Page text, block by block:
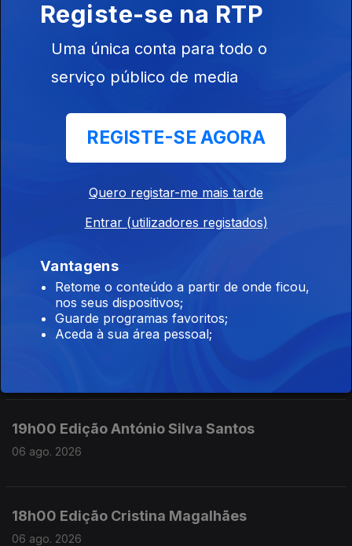
07 ago. 2026
08h00 Edição Germano Campos
07h00 Edição Germano Campos
23h00 Edição Gaelle de Castro
19h00 Edição António Silva Santos
06 ago. 2026
18h00 Edição Cristina Magalhães
06 ago. 2026
Registe-se na RTP
Uma única conta para todo o
serviço público de media
REGISTE-SE AGORA
Quero registar-me mais tarde
Entrar (utilizadores registados)
Vantagens
Retome o conteúdo a partir de onde ficou,
nos seus dispositivos;
Guarde programas favoritos;
Aceda à sua área pessoal;